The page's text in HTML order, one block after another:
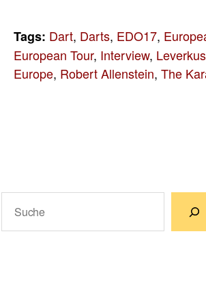
Tags: Dart, Darts, EDO17,
European Tour, Interview,
Europe, Robert Allenstein, The